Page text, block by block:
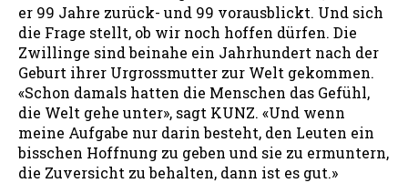
er 99 Jahre zurück- und 99 vorausblickt. Und sich
die Frage stellt, ob wir noch hoffen dürfen. Die
Zwillinge sind beinahe ein Jahrhundert nach der
Geburt ihrer Urgrossmutter zur Welt gekommen.
«Schon damals hatten die Menschen das Gefühl,
die Welt gehe unter», sagt KUNZ. «Und wenn
meine Aufgabe nur darin besteht, den Leuten ein
bisschen Hoffnung zu geben und sie zu ermuntern,
die Zuversicht zu behalten, dann ist es gut.»